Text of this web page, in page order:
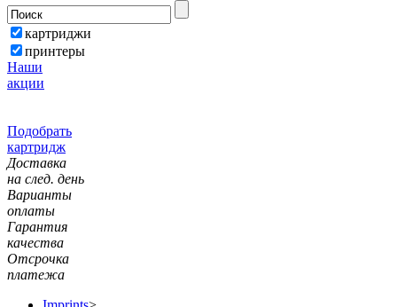
картриджи
принтеры
Наши
акции
Подобрать
картридж
Доставка
на след. день
Варианты
оплаты
Гарантия
качества
Отсрочка
платежа